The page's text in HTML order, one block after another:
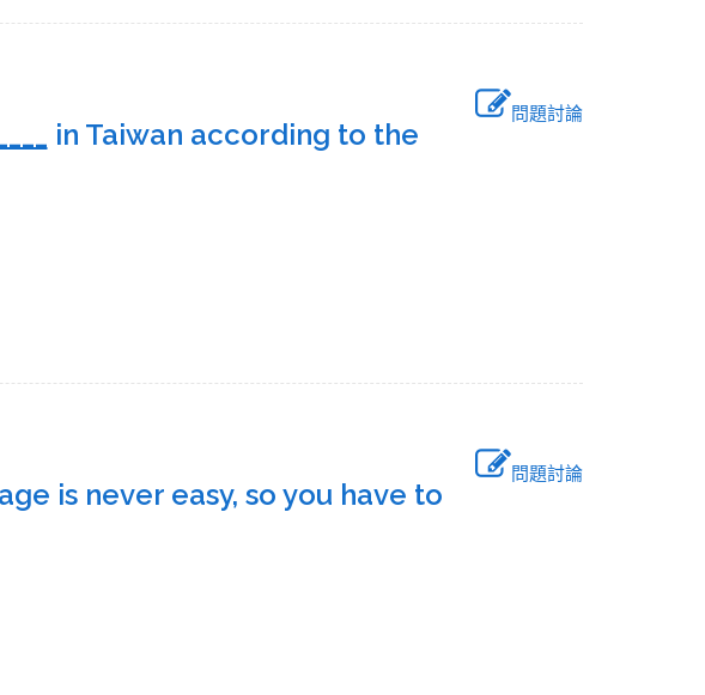
問題討論
in Taiwan according to the
問題討論
is never easy, so you have to